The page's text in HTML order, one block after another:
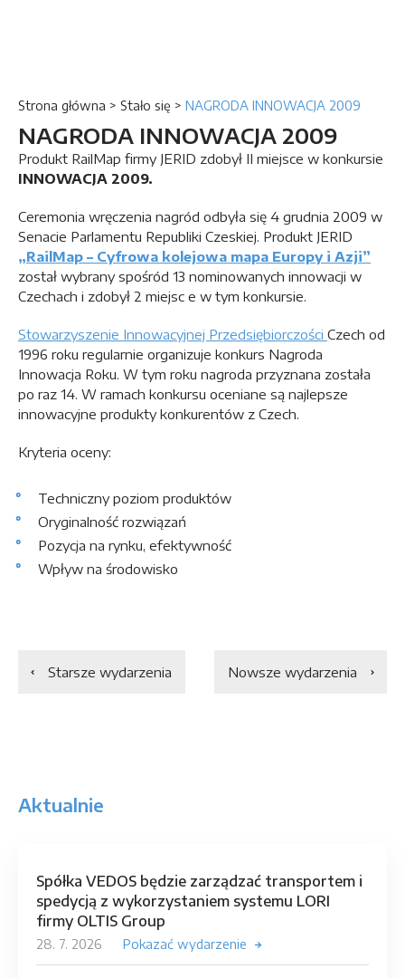
Strona główna > Stało się > NAGRODA INNOWACJA 2009
NAGRODA INNOWACJA 2009
Produkt RailMap firmy JERID zdobył II miejsce w konkursie
INNOWACJA 2009.
Ceremonia wręczenia nagród odbyła się 4 grudnia 2009 w
Senacie Parlamentu Republiki Czeskiej. Produkt JERID
„RailMap – Cyfrowa kolejowa mapa Europy i Azji”
został wybrany spośród 13 nominowanych innowacji w
Czechach i zdobył 2 miejsc e w tym konkursie.
Stowarzyszenie Innowacyjnej Przedsiębiorczości Czech od
1996 roku regularnie organizuje konkurs Nagroda
Innowacja Roku. W tym roku nagroda przyznana została
po raz 14. W ramach konkursu oceniane są najlepsze
innowacyjne produkty konkurentów z Czech.
Kryteria oceny:
Techniczny poziom produktów
Oryginalność rozwiązań
Pozycja na rynku, efektywność
Wpływ na środowisko
Starsze wydarzenia Nowsze wydarzenia
Aktualnie
Spółka VEDOS będzie zarządzać transportem i
spedycją z wykorzystaniem systemu LORI
firmy OLTIS Group
28. 7. 2026 Pokazać wydarzenie